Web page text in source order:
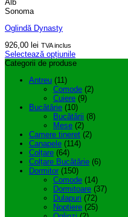
Alb
Sonoma
Oglindă Dynasty
926,00 lei TVA inclus
Selectează opțiunile
Acest
variații.
alese
pagina
produsului.
Categorii de produse
Antreu (11)
Comode (2)
Cuiere (9)
Bucătărie (10)
Bucătării (8)
Mese (2)
Camere tineret (2)
Canapele (114)
Colțare (64)
Colțare Bucătărie (6)
Dormitor (150)
Comode (14)
Dormitoare (37)
Dulapuri (72)
Noptiere (25)